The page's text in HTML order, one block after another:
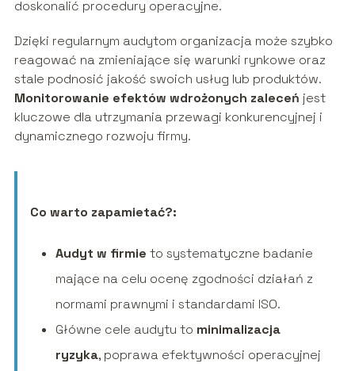
doskonalić procedury operacyjne.
Dzięki regularnym audytom organizacja może szybko
reagować na zmieniające się warunki rynkowe oraz
stale podnosić jakość swoich usług lub produktów.
Monitorowanie efektów wdrożonych zaleceń jest
kluczowe dla utrzymania przewagi konkurencyjnej i
dynamicznego rozwoju firmy.
Co warto zapamietać?:
Audyt w firmie to systematyczne badanie
mające na celu ocenę zgodności działań z
normami prawnymi i standardami ISO.
Główne cele audytu to minimalizacja
ryzyka, poprawa efektywności operacyjnej